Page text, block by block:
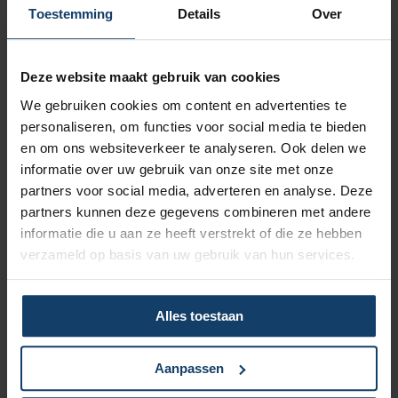
Toestemming Details Over
Deze website maakt gebruik van cookies
We gebruiken cookies om content en advertenties te
personaliseren, om functies voor social media te bieden
en om ons websiteverkeer te analyseren. Ook delen we
informatie over uw gebruik van onze site met onze
partners voor social media, adverteren en analyse. Deze
partners kunnen deze gegevens combineren met andere
informatie die u aan ze heeft verstrekt of die ze hebben
verzameld op basis van uw gebruik van hun services.
Alles toestaan
Aanpassen
Vergoeding tot €250 per kalenderjaar bij pakket Top
Korting op vrijwillig eigen risico
Wil je een lagere zorgpremie? Dan kun je het verplicht eigen
risico van € 385 verhogen met een vrijwillig eigen risico van
maximaal € 500. Hoe hoger het vrijwillig eigen risico, hoe
Meer over het eigen risico